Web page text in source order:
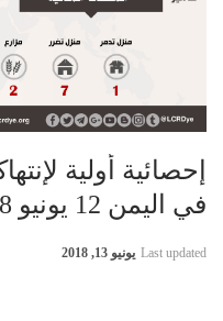
إحصائية أولية
في اليمن 12 يونيو 2018
Last updated يونيو 13, 2018